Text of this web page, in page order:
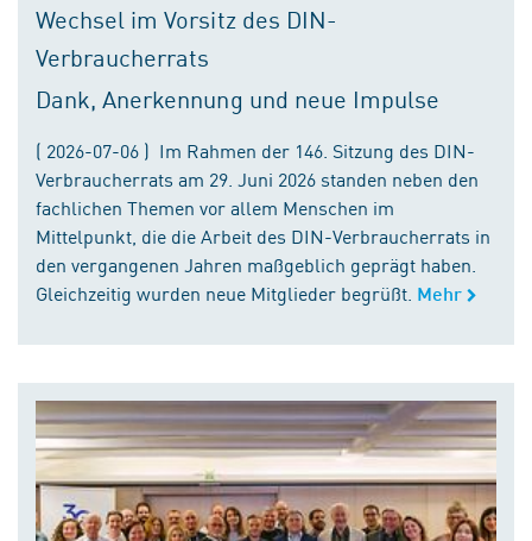
Wechsel im Vorsitz des DIN-
Verbraucherrats
Dank, Anerkennung und neue Impulse
( 2026-07-06 ) Im Rahmen der 146. Sitzung des DIN-
Verbraucherrats am 29. Juni 2026 standen neben den
fachlichen Themen vor allem Menschen im
Mittelpunkt, die die Arbeit des DIN-Verbraucherrats in
den vergangenen Jahren maßgeblich geprägt haben.
Gleichzeitig wurden neue Mitglieder begrüßt. Mehr